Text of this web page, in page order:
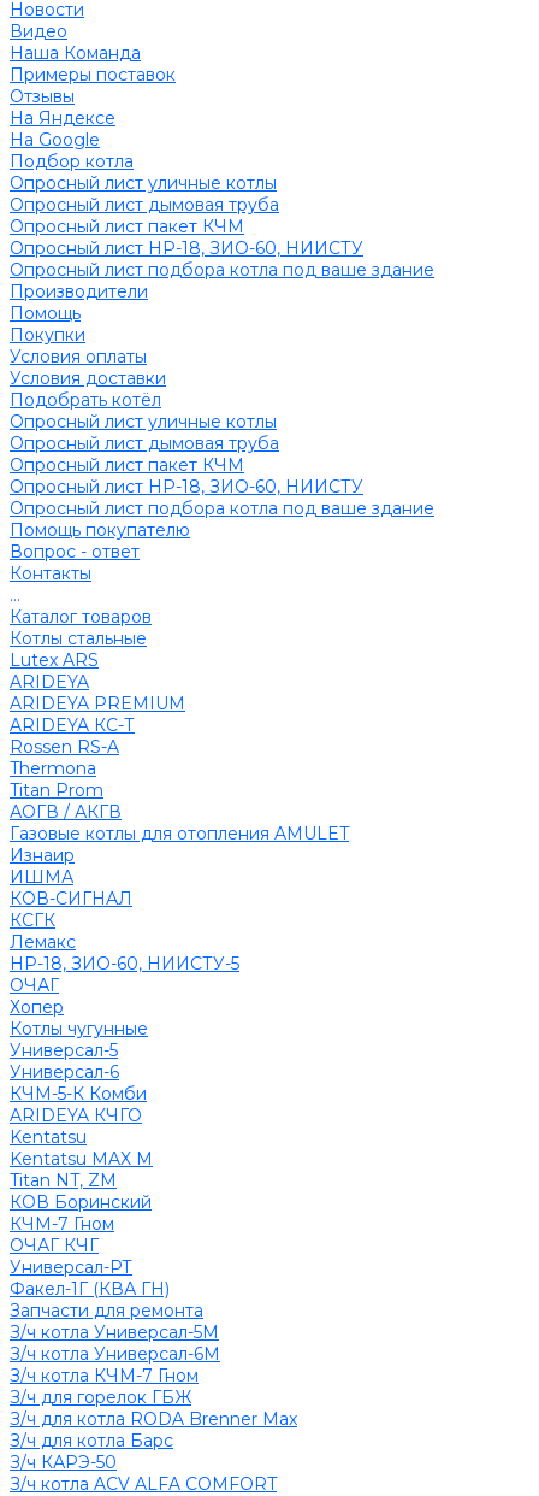
Новости
Видео
Наша Команда
Примеры поставок
Отзывы
На Яндексе
На Google
Подбор котла
Опросный лист уличные котлы
Опросный лист дымовая труба
Опросный лист пакет КЧМ
Опросный лист НР-18, ЗИО-60, НИИСТУ
Опросный лист подбора котла под ваше здание
Производители
Помощь
Покупки
Условия оплаты
Условия доставки
Подобрать котёл
Опросный лист уличные котлы
Опросный лист дымовая труба
Опросный лист пакет КЧМ
Опросный лист НР-18, ЗИО-60, НИИСТУ
Опросный лист подбора котла под ваше здание
Помощь покупателю
Вопрос - ответ
Контакты
...
Каталог товаров
Котлы стальные
Lutex ARS
ARIDEYA
ARIDEYA PREMIUM
ARIDEYA КС-Т
Rossen RS-A
Thermona
Titan Prom
АОГВ / АКГВ
Газовые котлы для отопления AMULET
Изнаир
ИШМА
КОВ-СИГНАЛ
КСГК
Лемакс
НР-18, ЗИО-60, НИИСТУ-5
ОЧАГ
Хопер
Котлы чугунные
Универсал-5
Универсал-6
КЧМ-5-К Комби
ARIDEYA КЧГО
Kentatsu
Kentatsu MAX M
Titan NT, ZM
КОВ Боринский
КЧМ-7 Гном
ОЧАГ КЧГ
Универсал-РТ
Факел-1Г (КВА ГН)
Запчасти для ремонта
З/ч котла Универсал-5М
З/ч котла Универсал-6М
З/ч котла КЧМ-7 Гном
З/ч для горелок ГБЖ
З/ч для котла RODA Brenner Max
З/ч для котла Барс
З/ч КАРЭ-50
З/ч котла ACV ALFA COMFORT